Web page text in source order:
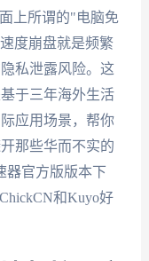
上所谓的"电脑免
度崩盘就是频繁
私泄露风险。这
于三年海外生活
应用场景，帮你
那些华而不实的
器官方版版本下
和Kuyo好